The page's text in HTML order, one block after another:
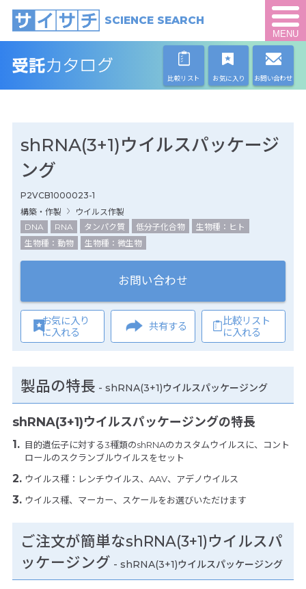
SCIENCE SEARCH
MENU
比較リスト お気に入り お問い合わせ
shRNA(3+1)ウイルスパッケージ
ング
P2VCB1000023-1
構築・作製
ウイルス作製
DNA
RNA タンパク質 低分子化合物
生物種：ヒト
生物種：動物
生物種：微生物
お問い合わせ
お気に入り
に入れる
共有する
比較リスト
に入れる
製品の特長 - shRNA(3+1)ウイルスパッケージング
shRNA(3+1)ウイルスパッケージングの特長
目的遺伝子に対する3種類のshRNAのカスタムウイルスに、コント
ロールのスクランブルウイルスをセット
ウイルス種：レンチウイルス、AAV、アデノウイルス
ウイルス種、マーカー、スケールをお選びいただけます
ご注文が簡単なshRNA(3+1)ウイルスパ
ッケージング - shRNA(3+1)ウイルスパッケージング